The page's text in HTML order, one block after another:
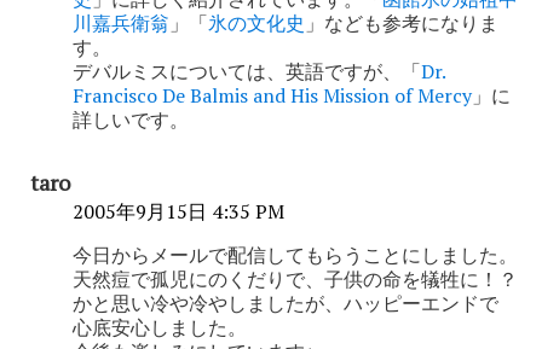
川嘉兵衛翁 」「氷の文化史 」なども参考になりま
す。
デバルミスについては、英語ですが、「Dr.
Francisco De Balmis and His Mission of Mercy」に
詳しいです。
taro
2005年9月15日 4:35 PM
今日からメールで配信してもらうことにしました。
天然痘で孤児にのくだりで、子供の命を犠牲に！？
かと思い冷や冷やしましたが、ハッピーエンドで
心底安心しました。